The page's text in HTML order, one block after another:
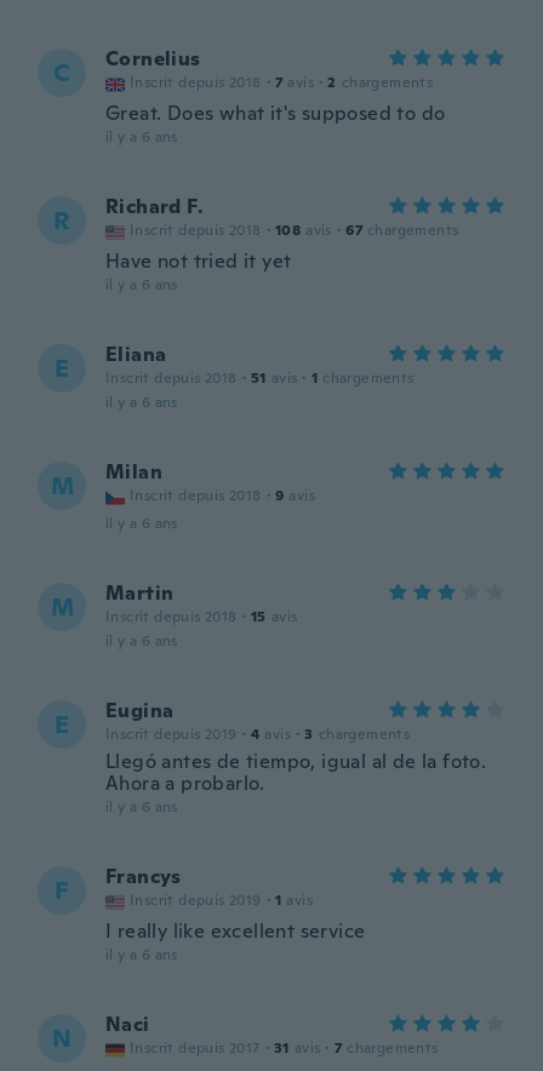
C Cornelius
Inscrit depuis 2018 · 7 avis · 2 chargements
Great. Does what it's supposed to do
il y a 6 ans
R Richard F.
Inscrit depuis 2018 · 108 avis · 67 chargements
Have not tried it yet
il y a 6 ans
E Eliana
Inscrit depuis 2018 · 51 avis · 1 chargements
il y a 6 ans
M Milan
Inscrit depuis 2018 · 9 avis
il y a 6 ans
M Martin
Inscrit depuis 2018 · 15 avis
il y a 6 ans
E Eugina
Inscrit depuis 2019 · 4 avis · 3 chargements
Llegó antes de tiempo, igual al de la foto.
Ahora a probarlo.
il y a 6 ans
F Francys
Inscrit depuis 2019 · 1 avis
I really like excellent service
il y a 6 ans
N Naci
Inscrit depuis 2017 · 31 avis · 7 chargements